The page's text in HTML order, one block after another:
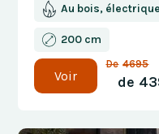
Au bois,
200 cm
Voir
De 4695
de